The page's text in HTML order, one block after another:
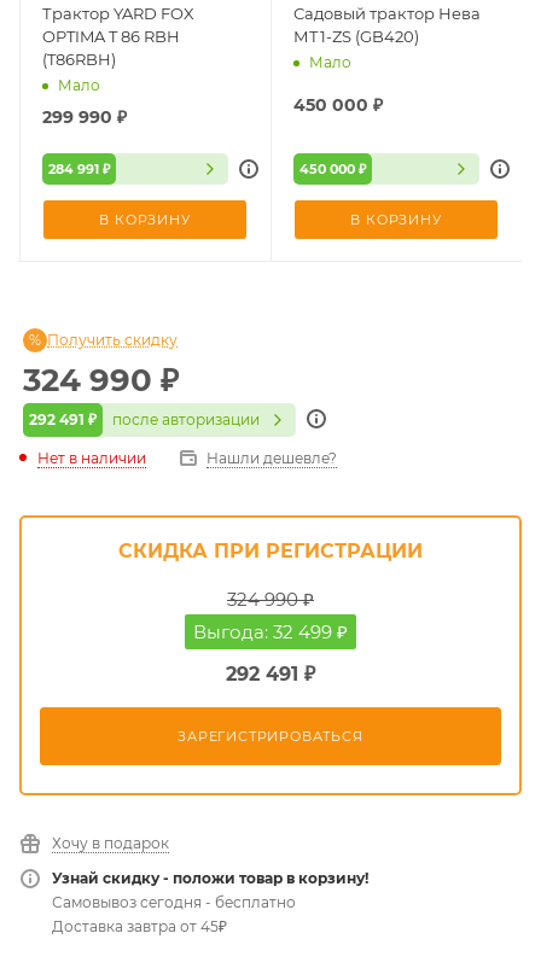
Трактор YARD FOX
OPTIMA T 86 RBH
(T86RBH)
Мало
299 990 ₽
284 991 ₽
В КОРЗИНУ
Садовый трактор Нева
МТ1-ZS (GB420)
Мало
450 000 ₽
450 000 ₽
В КОРЗИНУ
324 990 ₽
292 491 ₽ после авторизации
Получить скидку
Нет в наличии Нашли дешевле?
СКИДКА ПРИ РЕГИСТРАЦИИ
324 990 ₽
Выгода: 32 499 ₽
292 491 ₽
ЗАРЕГИСТРИРОВАТЬСЯ
Хочу в подарок
Узнай скидку - положи товар в корзину!
Самовывоз сегодня - бесплатно
Доставка завтра от 45₽